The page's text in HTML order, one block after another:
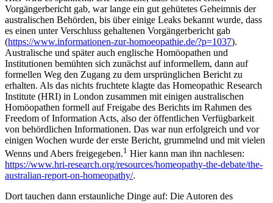
Vorgängerbericht gab, war lange ein gut gehütetes Geheimnis der
australischen Behörden, bis über einige Leaks bekannt wurde, dass
es einen unter Verschluss gehaltenen Vorgängerbericht gab
(https://www.informationen-zur-homoeopathie.de/?p=1037).
Australische und später auch englische Homöopathen und
Institutionen bemühten sich zunächst auf informellem, dann auf
formellen Weg den Zugang zu dem ursprünglichen Bericht zu
erhalten. Als das nichts fruchtete klagte das Homeopathic Research
Institute (HRI) in London zusammen mit einigen australischen
Homöopathen formell auf Freigabe des Berichts im Rahmen des
Freedom of Information Acts, also der öffentlichen Verfügbarkeit
von behördlichen Informationen. Das war nun erfolgreich und vor
einigen Wochen wurde der erste Bericht, grummelnd und mit vielen
Wenns und Abers freigegeben.1 Hier kann man ihn nachlesen:
https://www.hri-research.org/resources/homeopathy-the-debate/the-
australian-report-on-homeopathy/.
Dort tauchen dann erstaunliche Dinge auf: Die Autoren des